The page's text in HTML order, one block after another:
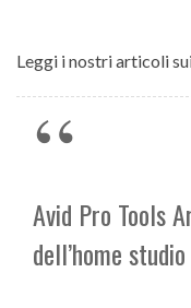
Leggi i nostri articoli
Avid Pro Tools
dell’home